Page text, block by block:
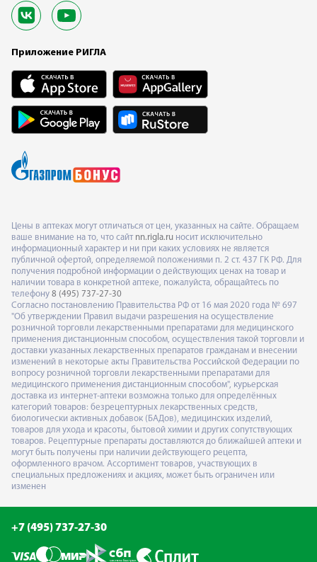
Приложение РИГЛА
Цены в аптеках могут отличаться от цен, указанных на сайте. Обращаем
ваше внимание на то, что сайт nn.rigla.ru носит исключительно
информационный характер и ни при каких условиях не является
публичной офертой, определяемой положениями п. 2 ст. 437 ГК РФ. Для
получения подробной информации о действующих ценах на товар и
наличии товара в конкретной аптеке, пожалуйста, обращайтесь по
телефону 8 (495) 737-27-30
Согласно постановлению Правительства РФ от 16 мая 2020 года № 697
"Об утверждении Правил выдачи разрешения на осуществление
розничной торговли лекарственными препаратами для медицинского
применения дистанционным способом, осуществления такой торговли и
доставки указанных лекарственных препаратов гражданам и внесении
изменений в некоторые акты Правительства Российской Федерации по
вопросу розничной торговли лекарственными препаратами для
медицинского применения дистанционным способом", курьерская
доставка из интернет-аптеки возможна только для определённых
категорий товаров: безрецептурных лекарственных средств,
биологически активных добавок (БАДов), медицинских изделий,
товаров для ухода и красоты, бытовой химии и других сопутствующих
товаров. Рецептурные препараты доставляются до ближайшей аптеки и
могут быть получены при наличии действующего рецепта,
оформленного врачом. Ассортимент товаров, участвующих в
специальных предложениях и акциях, может быть ограничен или
изменен
+7 (495) 737-27-30